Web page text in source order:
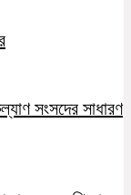
সংসদের সাধারণ